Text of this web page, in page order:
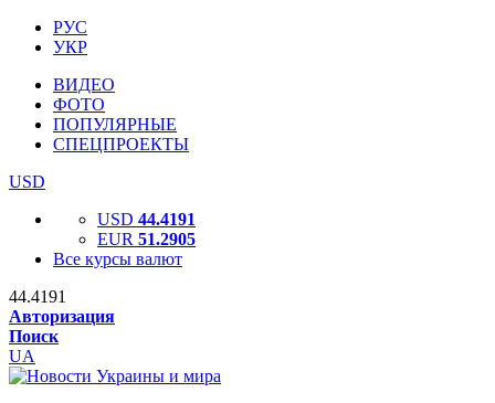
РУС
УКР
ВИДЕО
ФОТО
ПОПУЛЯРНЫЕ
СПЕЦПРОЕКТЫ
USD
USD 44.4191
EUR 51.2905
Все курсы валют
44.4191
Авторизация
Поиск
UA